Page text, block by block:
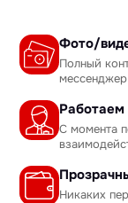
Фото/
Полный
мессенджер
Работаем
С момента
Никаких